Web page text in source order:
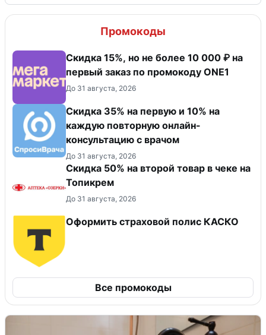
Промокоды
Скидка 15%, но не более 10 000 ₽ на
первый заказ по промокоду ONE1
До 31 августа, 2026
Скидка 35% на первую и 10% на
каждую повторную онлайн-
консультацию с врачом
До 31 августа, 2026
Скидка 50% на второй товар в чеке на
Топикрем
До 31 августа, 2026
Оформить страховой полис КАСКО
Все промокоды